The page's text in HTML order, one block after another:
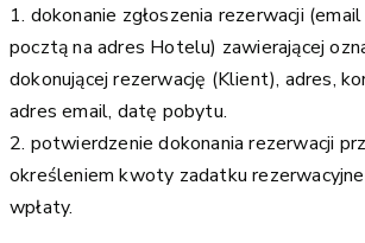
1. dokonanie zgłoszenia rezerwacji
pocztą na adres Hotelu) zawierającej
dokonującej rezerwację (Klient), adres,
adres email, datę pobytu.
2. potwierdzenie dokonania rezerwacji
określeniem kwoty zadatku
wpłaty.